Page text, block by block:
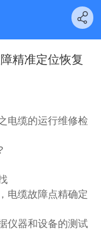
精准定位恢复
电缆的运行维修检
电缆故障点精确定
仪器和设备的测试